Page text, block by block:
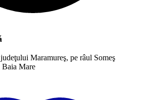
Maramureş, pe râul Someş
Mare